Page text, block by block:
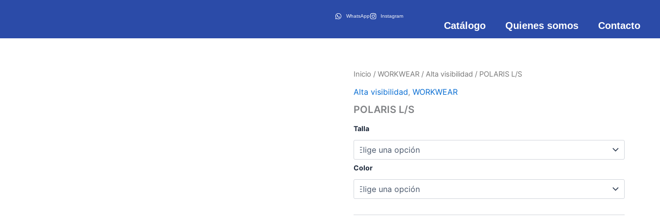
WhatsApp Instagram
Catálogo Quienes somos Contacto
Inicio / WORKWEAR / Alta visibilidad / POLARIS L/S
Alta visibilidad, WORKWEAR
POLARIS L/S
Talla
Color